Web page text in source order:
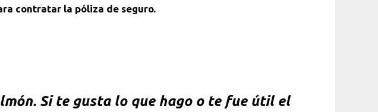
contratar la póliza de seguro.
Si te gusta lo que hago o te fue útil el